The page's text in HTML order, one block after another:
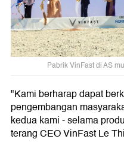
Pabrik VinFast di AS
"Kami berharap dapat
pengembangan
kedua kami - selama
terang CEO VinFast Le